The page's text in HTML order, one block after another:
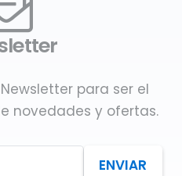
para ser el
novedades y ofertas.
ENVIAR